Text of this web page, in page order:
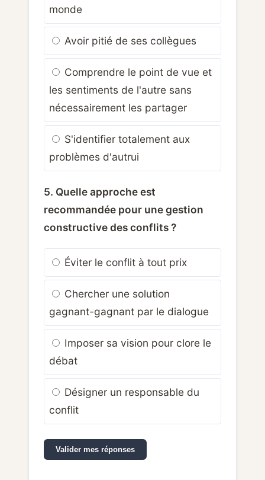
monde
Avoir pitié de ses collègues
Comprendre le point de vue et
les sentiments de l'autre sans
nécessairement les partager
S'identifier totalement aux
problèmes d'autrui
5. Quelle approche est
recommandée pour une gestion
constructive des conflits ?
Éviter le conflit à tout prix
Chercher une solution
gagnant-gagnant par le dialogue
Imposer sa vision pour clore le
débat
Désigner un responsable du
conflit
Valider mes réponses